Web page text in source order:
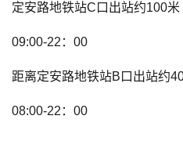
定安路地铁站C口出站约100米
09:00-22：00
距离定安路地铁站B口出站约
08:00-22：00